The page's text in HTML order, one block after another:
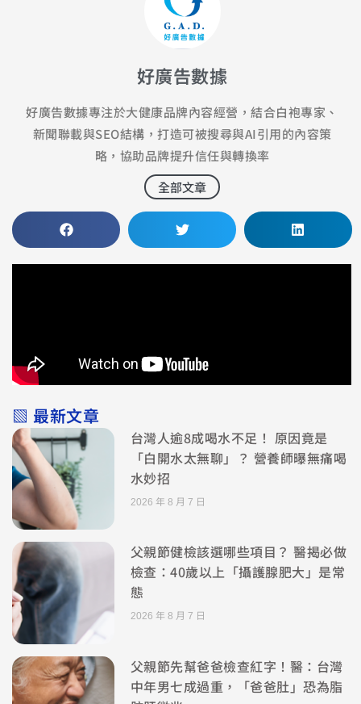
好廣告數據
好廣告數據專注於大健康品牌內容經營，結合白袍專家、
新聞聯載與SEO結構，打造可被搜尋與AI引用的內容策
略，協助品牌提升信任與轉換率
全部文章
▧ 最新文章
台灣人逾8成喝水不足！ 原因竟是
「白開水太無聊」？ 營養師曝無痛喝
水妙招
2026 年 8 月 7 日
父親節健檢該選哪些項目？ 醫揭必做
檢查：40歲以上「攝護腺肥大」是常
態
2026 年 8 月 7 日
父親節先幫爸爸檢查紅字！醫：台灣
中年男七成過重，「爸爸肚」恐為脂